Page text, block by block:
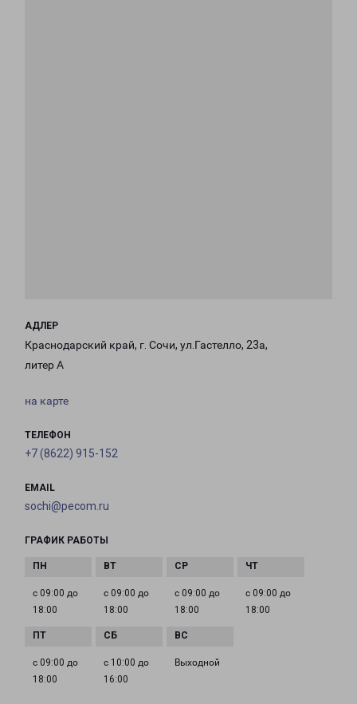
АДЛЕР
Краснодарский край, г. Сочи, ул.Гастелло, 23а,
литер А
на карте
ТЕЛЕФОН
+7 (8622) 915-152
EMAIL
sochi@pecom.ru
ГРАФИК РАБОТЫ
с 09:00 до
18:00
с 09:00 до
18:00
с 09:00 до
18:00
с 09:00 до
18:00
с 09:00 до
18:00
с 10:00 до
16:00
Выходной